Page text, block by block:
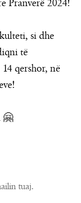
Pranverë 2024!
si dhe
të
qershor, në
🤗
tuaj.